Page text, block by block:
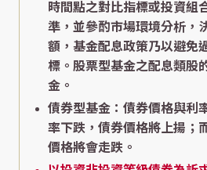
時間點之對比指標或投資組
準，並參酌市場環境分析，
額，基金配息政策乃以避免
標。股票型基金之配息類股
金。
債券型基金：債券價格與利
率下跌，債券價格將上揚；
價格將會走跌。